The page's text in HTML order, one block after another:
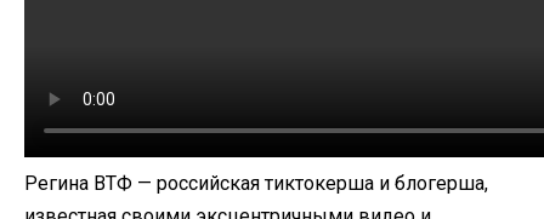
Регина ВТФ — российская тиктокерша и блогерша,